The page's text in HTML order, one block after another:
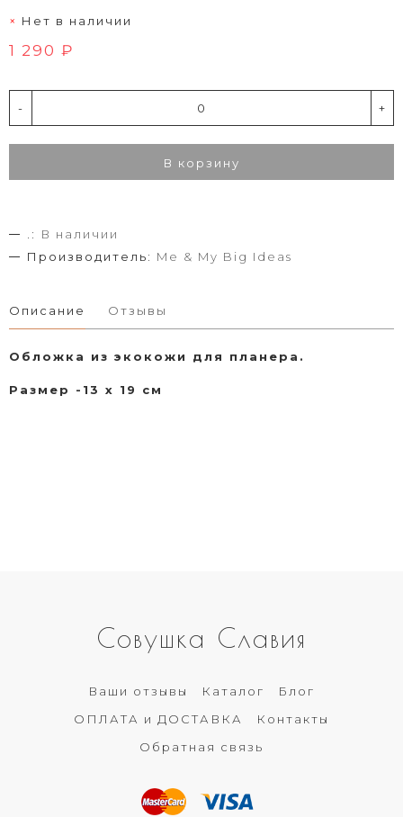
Нет в наличии
1 290 ₽
- +
В корзину
.:
В наличии
Производитель: Me & My Big Ideas
Описание Отзывы
Обложка из экокожи для планера.
Размер -13 х 19 см
Совушка Славия
Ваши отзывы Каталог
Блог
ОПЛАТА и ДОСТАВКА
Контакты
Обратная связь